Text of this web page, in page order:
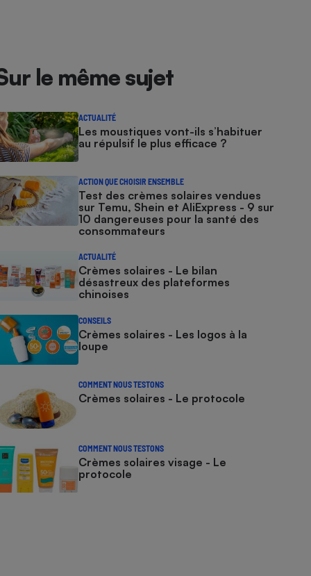
le même sujet
ACTUALITÉ
Les moustiques vont-ils s’habituer
au répulsif le plus efficace ?
ACTION QUE CHOISIR ENSEMBLE
Test des crèmes solaires vendues
sur Temu, Shein et AliExpress - 9 sur
10 dangereuses pour la santé des
consommateurs
ACTUALITÉ
Crèmes solaires - Le bilan
désastreux des plateformes
chinoises
CONSEILS
Crèmes solaires - Les logos à la
loupe
COMMENT NOUS TESTONS
Crèmes solaires - Le protocole
COMMENT NOUS TESTONS
Crèmes solaires visage - Le
protocole